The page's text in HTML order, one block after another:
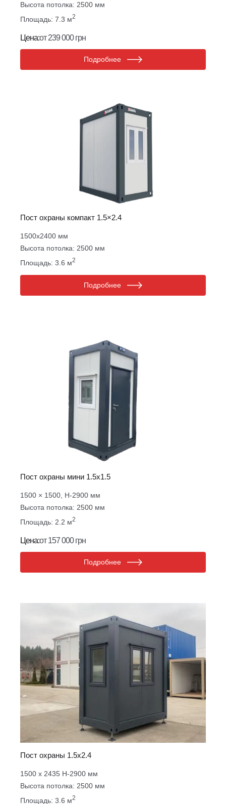
Высота потолка: 2500 мм
Площадь: 7.3 м2
Цена:от 239 000 грн
Подробнее
Пост охраны компакт 1.5×2.4
1500х2400 мм
Высота потолка: 2500 мм
Площадь: 3.6 м2
Подробнее
Пост охраны мини 1.5х1.5
1500 × 1500, Н-2900 мм
Высота потолка: 2500 мм
Площадь: 2.2 м2
Цена:от 157 000 грн
Подробнее
Пост охраны 1.5х2.4
1500 х 2435 Н-2900 мм
Высота потолка: 2500 мм
Площадь: 3.6 м2